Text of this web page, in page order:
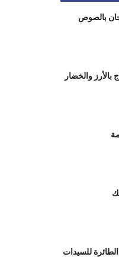
بالصوص
والخضار
للسيدات